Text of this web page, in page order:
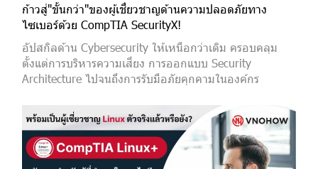
ก้าวสู่"ขั้นกว่า"ของผู้เชี่ยวชาญด้านความปลอดภัยทาง
ไซเบอร์ด้วย CompTIA SecurityX!
อัปสกิลด้าน Cybersecurity ให้เหนือกว่าเดิม ครอบคลุม
ตั้งแต่การบริหารความเสี่ยง การออกแบบ Security
Architecture ไปจนถึงการรับมือภัยคุกคามในองค์กร